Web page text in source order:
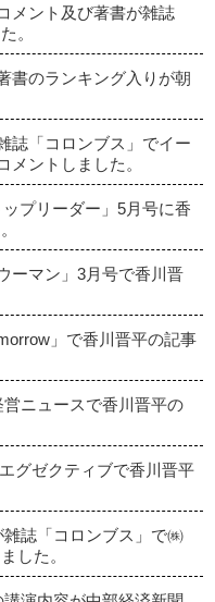
メント及び著書が雑誌
。
のランキング入りが朝
「コロンブス」でイー
メントしました。
プリーダー」5月号に香
ーマン」3月号で香川晋
」で香川晋平の記事
ニュースで香川晋平の
グゼクティブで香川晋平
誌「コロンブス」で㈱
した。